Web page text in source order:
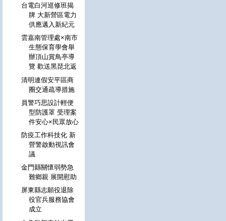
台電白河巡修班揭
牌 大新營區電力
供應邁入新紀元
雲嘉南管理處×南市
生態保育學會舉
辦頂山賞鳥亭導
覽 歡送黑琵北返
清明連假安平區商
圈交通疏導措施
員警巧思設計輕便
型防護罩 受理案
件安心×民眾放心
防疫工作科技化 新
營警啟動視訊會
議
金門縣關懷弱勢急
難鄉親 展開慰助
屏東縣志願役退除
役官兵服務協會
成立